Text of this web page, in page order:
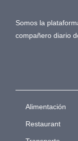
Somos la
compañero diario
Alimentación
Restaurant